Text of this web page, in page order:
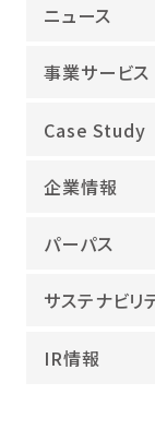
ニュース
事業サービス
オープン
ITインフラ
IT開発
海外領域
教育・人材
Case Study
企業情報
ごあいさつ
沿革
役員紹介
パーパス
当社グルー
幸せな仕事
サステナビリ
IR情報